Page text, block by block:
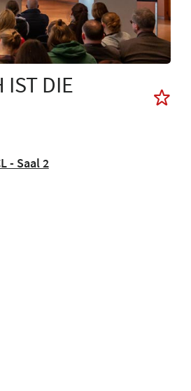
IST DIE
- Saal 2